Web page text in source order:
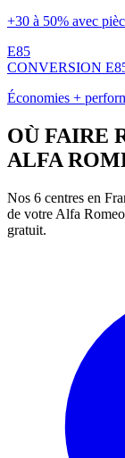
+30 à 50% avec
E85
CONVERSION
Économies +
OÙ FAIRE
ALFA
Nos 6 centres en
de votre Alfa Romeo
gratuit.